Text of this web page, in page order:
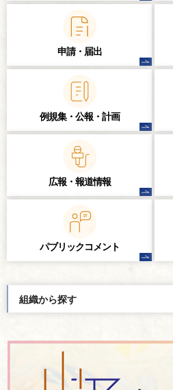
申請・届出
例規集・公報・計画
広報・報道情報
パブリックコメント
組織から探す